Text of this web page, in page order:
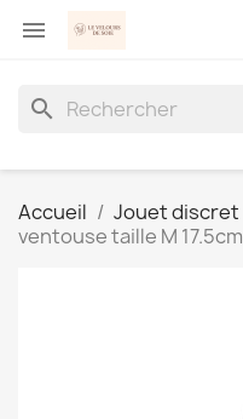

search
Accueil Jouet discret
ventouse taille M 17.5cm